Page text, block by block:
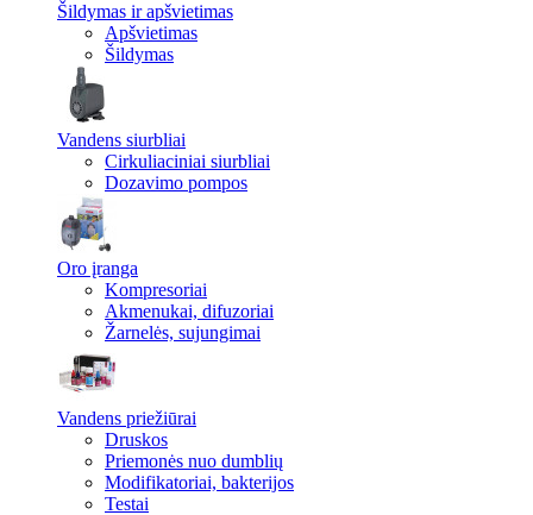
Šildymas ir apšvietimas
Apšvietimas
Šildymas
Vandens siurbliai
Cirkuliaciniai siurbliai
Dozavimo pompos
Oro įranga
Kompresoriai
Akmenukai, difuzoriai
Žarnelės, sujungimai
Vandens priežiūrai
Druskos
Priemonės nuo dumblių
Modifikatoriai, bakterijos
Testai